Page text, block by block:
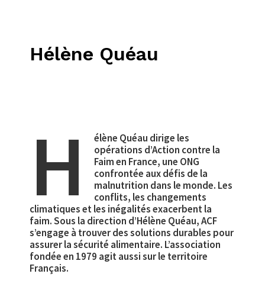
Hélène Quéau
H
élène Quéau dirige les
opérations d’Action contre la
Faim en France, une ONG
confrontée aux défis de la
malnutrition dans le monde. Les
conflits, les changements
climatiques et les inégalités exacerbent la
faim. Sous la direction d’Hélène Quéau, ACF
s’engage à trouver des solutions durables pour
assurer la sécurité alimentaire. L’association
fondée en 1979 agit aussi sur le territoire
Français.